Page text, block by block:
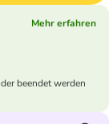
Mehr erfahren
beendet werden